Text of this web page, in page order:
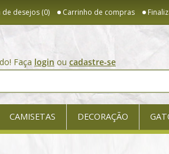
de desejos (0) Carrinho de compras
Faça login ou cadastre-se
CAMISETAS DECORAÇÃO